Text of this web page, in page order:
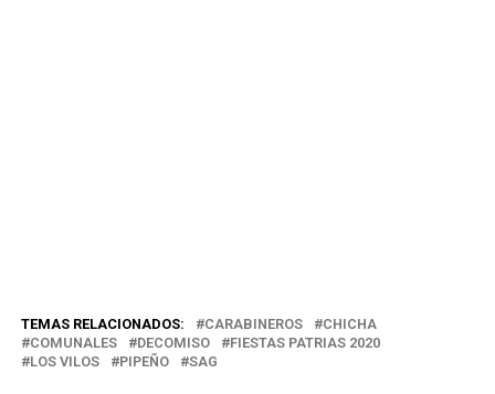
TEMAS RELACIONADOS: CARABINEROS
CHICHA
COMUNALES
DECOMISO
FIESTAS PATRIAS 2020
LOS VILOS
PIPEÑO SAG